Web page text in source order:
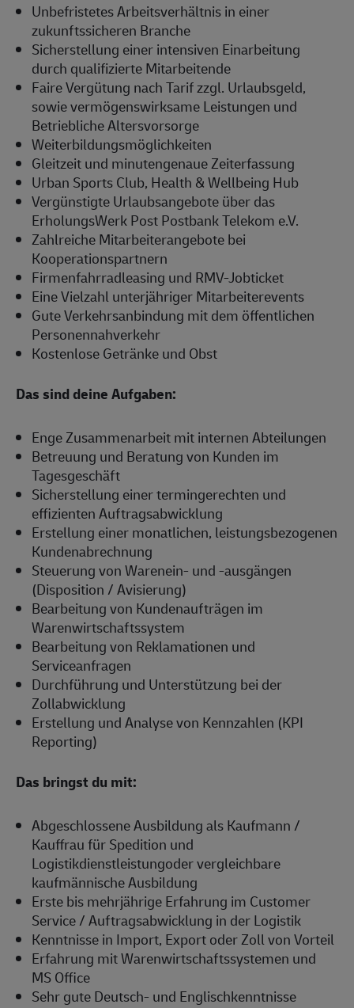
Unbefristetes Arbeitsverhältnis in einer
zukunftssicheren Branche
Sicherstellung einer intensiven Einarbeitung
durch qualifizierte Mitarbeitende
Faire Vergütung nach Tarif zzgl. Urlaubsgeld,
sowie vermögenswirksame Leistungen und
Betriebliche Altersvorsorge
Weiterbildungsmöglichkeiten
Gleitzeit und minutengenaue Zeiterfassung
Urban Sports Club, Health & Wellbeing Hub
Vergünstigte Urlaubsangebote über das
ErholungsWerk Post Postbank Telekom e.V.
Zahlreiche Mitarbeiterangebote bei
Kooperationspartnern
Firmenfahrradleasing und RMV-Jobticket
Eine Vielzahl unterjähriger Mitarbeiterevents
Gute Verkehrsanbindung mit dem öffentlichen
Personennahverkehr
Kostenlose Getränke und Obst
Das sind deine Aufgaben:
Enge Zusammenarbeit mit internen Abteilungen
Betreuung und Beratung von Kunden im
Tagesgeschäft
Sicherstellung einer termingerechten und
effizienten Auftragsabwicklung
Erstellung einer monatlichen, leistungsbezogenen
Kundenabrechnung
Steuerung von Warenein- und -ausgängen
(Disposition / Avisierung)
Bearbeitung von Kundenaufträgen im
Warenwirtschaftssystem
Bearbeitung von Reklamationen und
Serviceanfragen
Durchführung und Unterstützung bei der
Zollabwicklung
Erstellung und Analyse von Kennzahlen (KPI
Reporting)
Das bringst du mit:
Abgeschlossene Ausbildung als Kaufmann /
Kauffrau für Spedition und
Logistikdienstleistungoder vergleichbare
kaufmännische Ausbildung
Erste bis mehrjährige Erfahrung im Customer
Service / Auftragsabwicklung in der Logistik
Kenntnisse in Import, Export oder Zoll von Vorteil
Erfahrung mit Warenwirtschaftssystemen und
MS Office
Sehr gute Deutsch- und Englischkenntnisse